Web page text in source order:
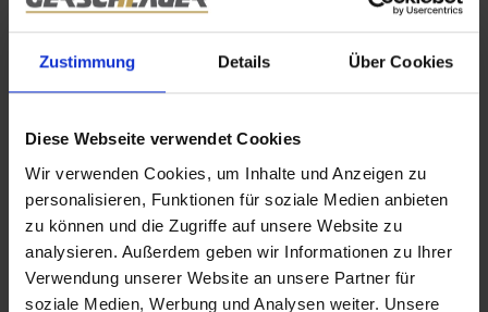
Zustimmung Details Über Cookies
Diese Webseite verwendet Cookies
Wir verwenden Cookies, um Inhalte und Anzeigen zu
personalisieren, Funktionen für soziale Medien anbieten
zu können und die Zugriffe auf unsere Website zu
analysieren. Außerdem geben wir Informationen zu Ihrer
Verwendung unserer Website an unsere Partner für
soziale Medien, Werbung und Analysen weiter. Unsere
Alt-Perlach ist ein lebendiger Stadtteil im Südosten
Münchens, der eine faszinierende Kombination aus
landwirtschaftliches Dorf gegründet, hat sich Alt-Perlach im
Laufe der Jahre zu einem beliebten Wohngebiet
entwickelt.
Der Stadtteil ist besonders durch seine charmante,